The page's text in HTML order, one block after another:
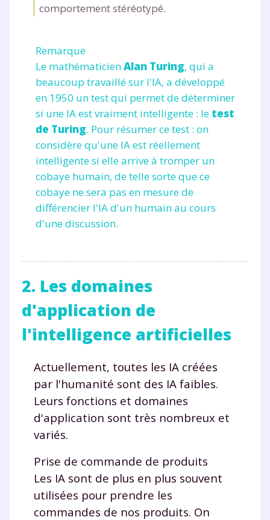
comportement stéréotypé.
Remarque
Le mathématicienAlan Turing, qui a
beaucoup travaillé sur l'IA, a développé
en 1950 un test qui permet de déterminer
si une IA est vraiment intelligente : le test
de Turing. Pour résumer ce test : on
considère qu'une IA est réellement
intelligente si elle arrive à tromper un
cobaye humain, de telle sorte que ce
cobaye ne sera pas en mesure de
différencier l'IA d'un humain au cours
d'une discussion.
2. Les domaines
d'application de
l'intelligence artificielles
Actuellement, toutes les IA créées
par l'humanité sont des IA faibles.
Leurs fonctions et domaines
d'application sont très nombreux et
variés.
Prise de commande de produits
Les IA sont de plus en plus souvent
utilisées pour prendre les
commandes de nos produits. On